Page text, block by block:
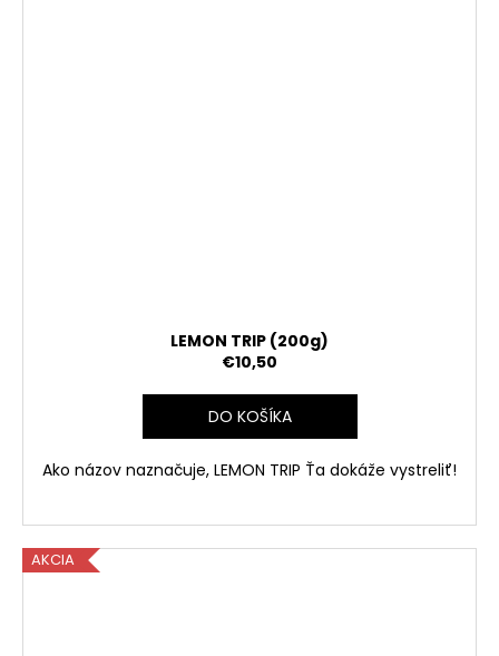
LEMON TRIP (200g)
€10,50
DO KOŠÍKA
Ako názov naznačuje, LEMON TRIP Ťa dokáže vystreliť!
AKCIA